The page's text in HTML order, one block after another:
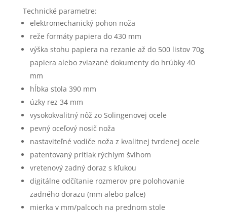
Technické parametre:
elektromechanický pohon noža
reže formáty papiera do 430 mm
výška stohu papiera na rezanie až do 500 listov 70g
papiera alebo zviazané dokumenty do hrúbky 40
mm
hĺbka stola 390 mm
úzky rez 34 mm
vysokokvalitný nôž zo Solingenovej ocele
pevný oceľový nosič noža
nastaviteľné vodiče noža z kvalitnej tvrdenej ocele
patentovaný prítlak rýchlym švihom
vretenový zadný doraz s kľukou
digitálne odčítanie rozmerov pre polohovanie
zadného dorazu (mm alebo palce)
mierka v mm/palcoch na prednom stole